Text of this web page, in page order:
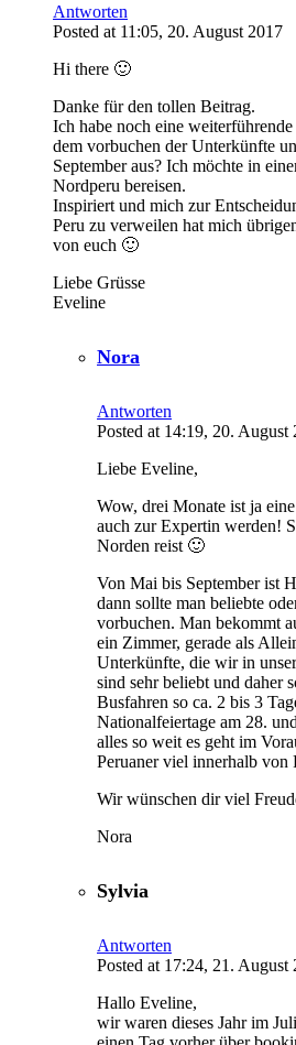
Antworten
Posted at 11:05, 20. August 2017
Hi there 🙂
Danke für den tollen Beitrag.
Ich habe noch eine
dem vorbuchen der Unterkünfte
September aus? Ich möchte in
Nordperu bereisen.
Inspiriert und mich zur
Peru zu verweilen hat mich
von euch 🙂
Liebe Grüsse
Eveline
Nora
Antworten
Posted at 14:19, 20. August
Liebe Eveline,
Wow, drei Monate ist ja
auch zur Expertin werden!
Norden reist 🙂
Von Mai bis September ist
dann sollte man beliebte
vorbuchen. Man bekommt
ein Zimmer, gerade als
Unterkünfte, die wir in
sind sehr beliebt und daher
Busfahren so ca. 2 bis 3
Nationalfeiertage am 28.
alles so weit es geht im
Peruaner viel innerhalb von
Wir wünschen dir viel
Nora
Sylvia
Antworten
Posted at 17:24, 21. August
Hallo Eveline,
wir waren dieses Jahr im